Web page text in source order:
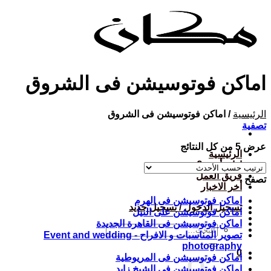
الرئيسية
ازاي أحجز؟
فريق العمل
أخر الاخبار
تسجيل الدخول / تسجيل جديد
البحث
عن:
0
اماكن فوتوسيشن فى الشروق
الرئيسية / اماكن فوتوسيشن فى الشروق
تصفية
عرض ⁦5⁩ من كل النتائج
تصفح
اماكن فوتوسيشن فى الهرم
اماكن فوتوسيشن على النيل
اماكن فوتوسيشن فى القاهرة الجديدة
تصوير المناسبات و الافراح - Event and wedding
photography
اماكن فوتوسيشن فى المريوطية
اماكن فوتوسيشن في الشيخ زايد